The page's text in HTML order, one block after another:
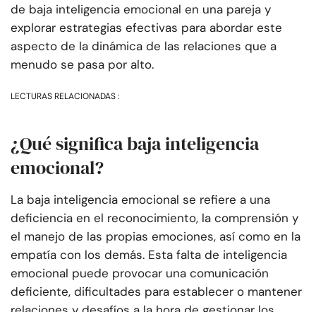
de baja inteligencia emocional en una pareja y
explorar estrategias efectivas para abordar este
aspecto de la dinámica de las relaciones que a
menudo se pasa por alto.
LECTURAS RELACIONADAS :
¿Qué significa baja inteligencia
emocional?
La baja inteligencia emocional se refiere a una
deficiencia en el reconocimiento, la comprensión y
el manejo de las propias emociones, así como en la
empatía con los demás. Esta falta de inteligencia
emocional puede provocar una comunicación
deficiente, dificultades para establecer o mantener